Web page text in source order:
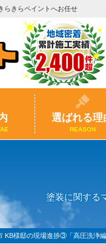
らきらペイントへお任せ
選ばれる理
REASON
塗装に関する
KB様邸の現場進捗③「高圧洗浄